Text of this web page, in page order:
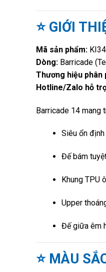
⭐ GIỚI
Mã sản phẩm:
Dòng: Barricade
Thương hiệu phân
Hotline/Zalo hỗ
Barricade 14 mang
Siêu ổn
Đế bám
Khung TPU
Upper
Đế giữa êm
⭐ MÀU